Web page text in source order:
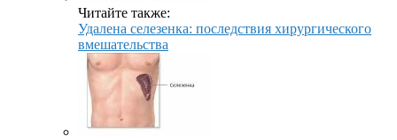
Читайте также:
Удалена селезенка: последствия хирургического
вмешательства